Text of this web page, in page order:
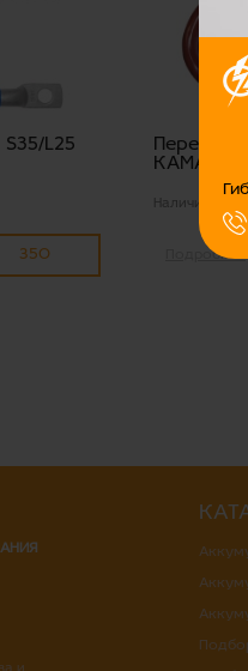
L25
350
КАМАЗ
Наличие:
Подробнее